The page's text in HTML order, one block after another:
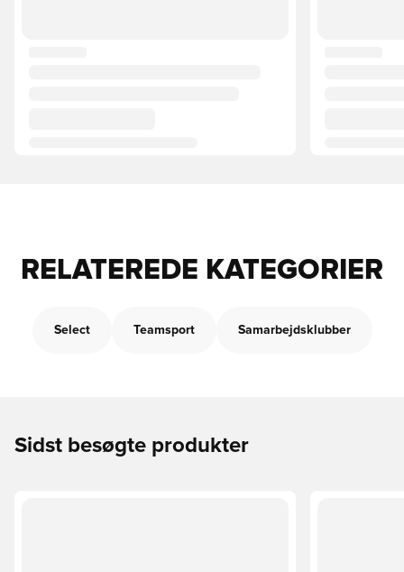
RELATEREDE KATEGORIER
Select Teamsport Samarbejdsklubber
Sidst besøgte produkter